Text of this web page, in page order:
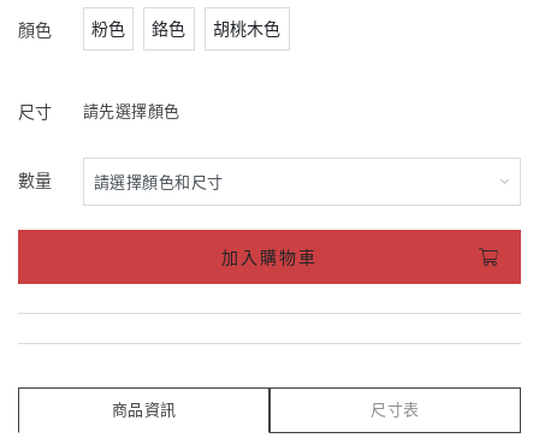
顏色 粉色 鉻色 胡桃木色
尺寸 請先選擇顏色
數量
加入購物車
商品資訊 尺寸表